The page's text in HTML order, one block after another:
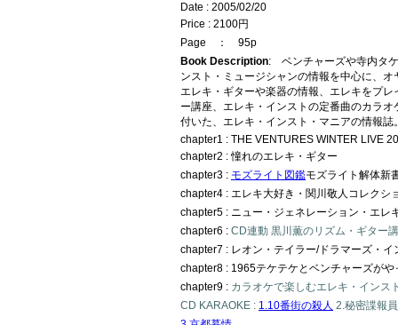
Date : 2005/02/20
Price : 2100円
Page ： 95p
Book Description: ベンチャーズや寺内タ
ンスト・ミュージシャンの情報を中心に、オ
エレキ・ギターや楽器の情報、エレキをプレ
ー講座、エレキ・インストの定番曲のカラ
付いた、エレキ・インスト・マニアの情報誌
chapter1 : THE VENTURES WINTER LIVE
chapter2 : 憧れのエレキ・ギター
chapter3 : モズライト図鑑モズライト解体新
chapter4 : エレキ大好き・関川敬人コレクシ
chapter5 : ニュー・ジェネレーション・エレ
chapter6 : CD連動 黒川薫のリズム・ギター
chapter7 : レオン・テイラー/ドラマーズ・イ
chapter8 : 1965テケテケとベンチャーズがや
chapter9 : カラオケで楽しむエレキ・インス
CD KARAOKE : 1.10番街の殺人 2.秘密諜報員